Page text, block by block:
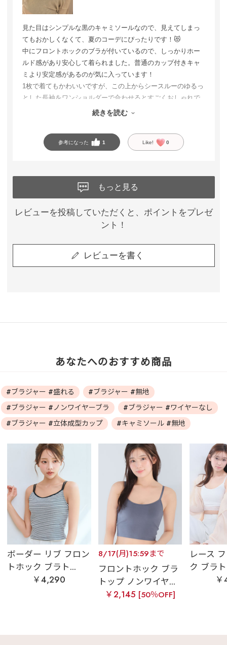
見た目はシンプルな黒のキャミソールなので、見えてしまっ
てもおかしくなくて、夏のコーデにぴったりです！😻
中にフロントホックのブラが付いているので、しっかりホー
ルド感があり安心して着られました。普通のカップ付きキャ
ミより安定感があるのが気に入っています！
1枚で着てもかわいいですが、この上からシースルーのゆるっ
とした長袖をワンショルダーで合わせるとすごくおしゃれで
お気に入りのコーデになりました。見せインナーとしてもお
続きを読む
参考になった 1 Like! 0
もっと見る
レビューを投稿していただくと、ポイントをプレゼ
ント！
レビューを書く
あなたへのおすすめ商品
#ブラジャー #盛れる
#ブラジャー #無地
#ブラジャー #ノンワイヤーブラ
#ブラジャー #ワイヤーなし
#ブラジャー #立体成型カップ
#キャミソール #無地
ボーダー リブ フロン
トホック ブラト...
￥4,290
8/17(月)15:59まで
フロントホック ブラ
トップ ノンワイヤ...
￥2,145 [50％OFF]
レース
ク ブラ